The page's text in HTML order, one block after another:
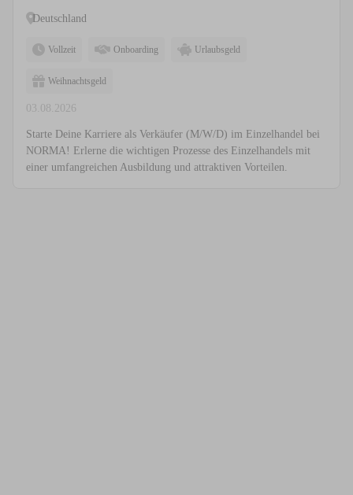
Deutschland
Vollzeit Onboarding Urlaubsgeld
Weihnachtsgeld
03.08.2026
Starte Deine Karriere als Verkäufer (M/W/D) im Einzelhandel bei
NORMA! Erlerne die wichtigen Prozesse des Einzelhandels mit
einer umfangreichen Ausbildung und attraktiven Vorteilen.